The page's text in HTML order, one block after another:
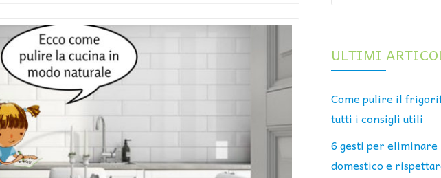
ULTIMI
Come pulire il
tutti i consigli utili
6 gesti per eliminare
domestico e